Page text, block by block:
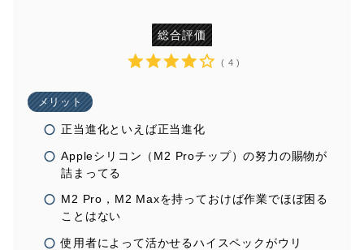
総合評価
( 4 )
メリット
正当進化といえば正当進化
Appleシリコン（M2 Proチップ）の努力の賜物が
詰まってる
M2 Pro，M2 Maxを持っておけば作業でほぼ困る
ことはない
使用者によって活かせるハイスペックがウリ